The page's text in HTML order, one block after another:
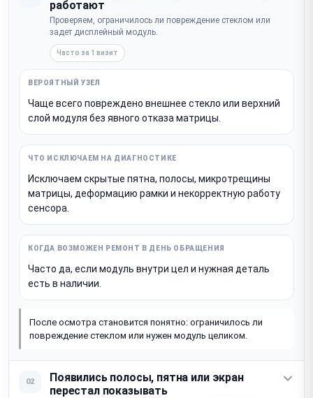
работают
Проверяем, ограничилось ли повреждение стеклом или
задет дисплейный модуль.
Часто за 1 визит
Чаще всего повреждено внешнее стекло или верхний
слой модуля без явного отказа матрицы.
Исключаем скрытые пятна, полосы, микротрещины
матрицы, деформацию рамки и некорректную работу
сенсора.
Часто да, если модуль внутри цел и нужная деталь
есть в наличии.
После осмотра становится понятно: ограничилось ли
повреждение стеклом или нужен модуль целиком.
02
Появились полосы, пятна или экран
перестал показывать